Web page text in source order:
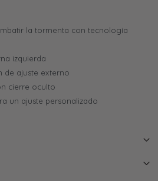
la tormenta con tecnología
izquierda
de ajuste externo
cierre oculto
un ajuste personalizado